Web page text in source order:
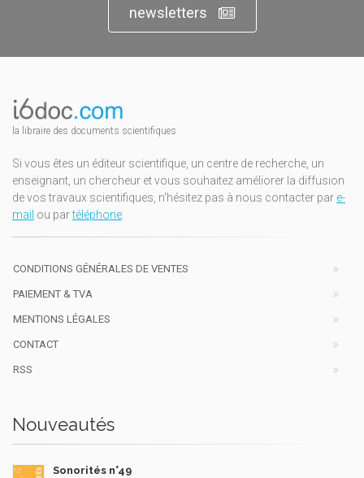
newsletters
la libraire des documents scientifiques
Si vous êtes un éditeur scientifique, un centre de recherche, un
enseignant, un chercheur et vous souhaitez améliorer la diffusion
de vos travaux scientifiques, n'hésitez pas à nous contacter par e-
mail ou partéléphone.
CONDITIONS GÉNÉRALES DE VENTES
PAIEMENT & TVA
MENTIONS LÉGALES
CONTACT
RSS
Nouveautés
Sonorités n°49